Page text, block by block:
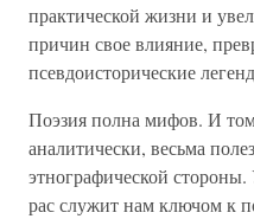
практической жизни и
причин свое влияние,
псевдоисторические
Поэзия полна мифов. И
аналитически, весьма
этнографической
рас служит нам ключом к